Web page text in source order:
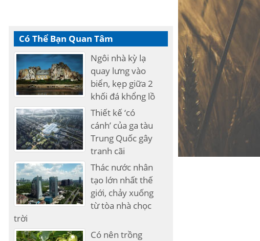
Có Thể Bạn Quan Tâm
Ngôi nhà kỳ lạ
quay lưng vào
biển, kẹp giữa 2
khối đá khổng lồ
Thiết kế ‘có
cánh’ của ga tàu
Trung Quốc gây
tranh cãi
Thác nước nhân
tạo lớn nhất thế
giới, chảy xuống
từ tòa nhà chọc
trời
Có nên trồng